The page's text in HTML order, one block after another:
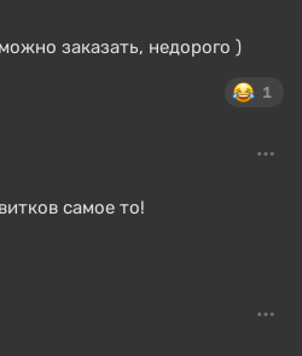
заказать, недорого )
1
самое то!